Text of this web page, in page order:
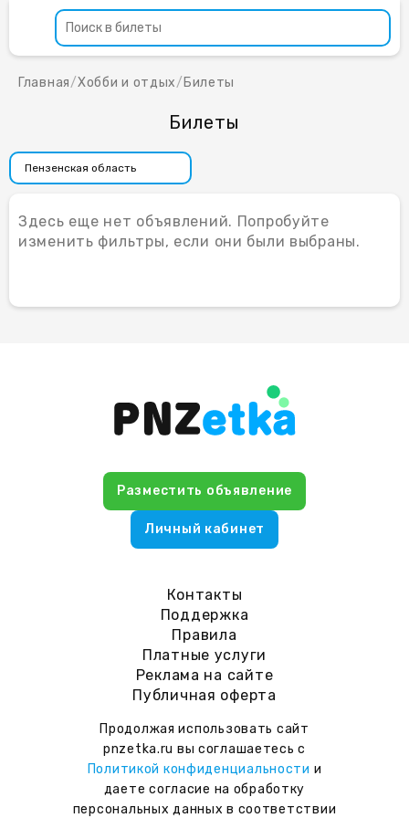
Главная/Хобби и отдых/ Билеты
Билеты
Здесь еще нет объявлений. Попробуйте
изменить фильтры, если они были выбраны.
Контакты
Поддержка
Правила
Платные услуги
Реклама на сайте
Публичная оферта
Продолжая использовать сайт
pnzetka.ru вы соглашаетесь с
Политикой конфиденциальности и
даете согласие на обработку
персональных данных в соответствии
Разместить объявление
Личный кабинет